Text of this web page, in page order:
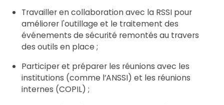
Travailler en collaboration avec la RSSI pour
améliorer l'outillage et le traitement des
événements de sécurité remontés au travers
des outils en place ;
Participer et préparer les réunions avec les
institutions (comme l’ANSSI) et les réunions
internes (COPIL) ;